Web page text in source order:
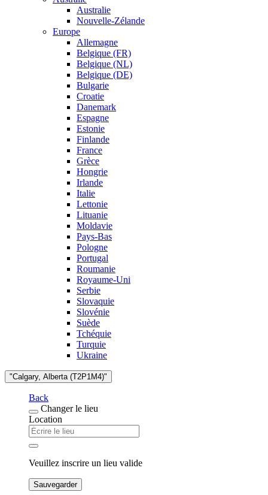
Australie
Nouvelle-Zélande
Europe
Allemagne
Belgique (FR)
Belgique (NL)
Belgique (DE)
Bulgarie
Croatie
Danemark
Espagne
Estonie
Finlande
France
Grèce
Hongrie
Irlande
Italie
Lettonie
Lituanie
Moldavie
Pays-Bas
Pologne
Portugal
Roumanie
Royaume-Uni
Serbie
Slovaquie
Slovénie
Suède
Tchéquie
Turquie
Ukraine
"Calgary, Alberta (T2P1M4)"
Back
Changer le lieu
Location
Veuillez inscrire un lieu valide
Sauvegarder